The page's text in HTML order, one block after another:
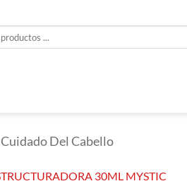
Cuidado Del Cabello